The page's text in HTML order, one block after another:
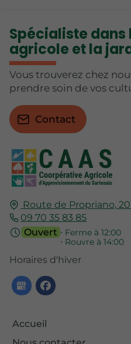
Route de Propriano,
09 70 35 83 85
Ouvert ⋅ Ferme à 12:00
⋅ Rouvre à 14:00
Horaires d'hiver
Accueil
Spécialiste
agricole et la
Vous trouverez chez
prendre soin de vos
Contact